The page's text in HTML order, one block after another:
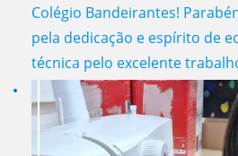
Colégio Bandeirantes!
pela dedicação e espírito de
técnica pelo excelente